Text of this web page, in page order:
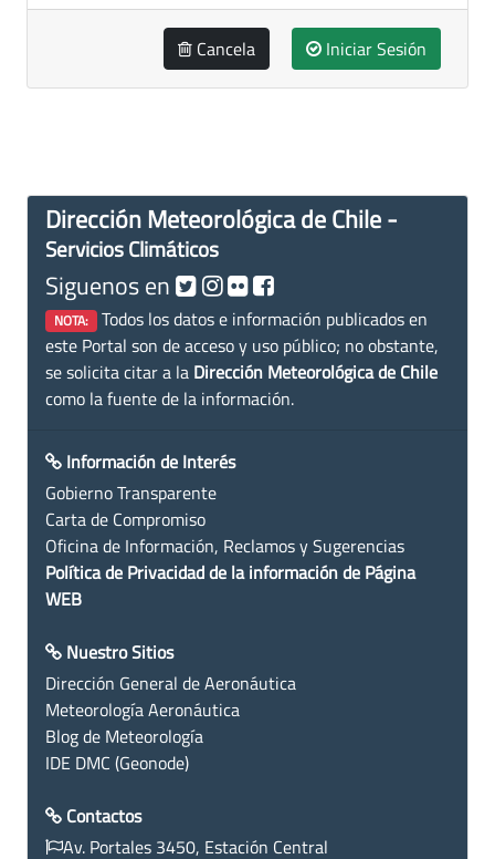
Cancela Iniciar Sesión
Dirección Meteorológica de Chile -
Servicios Climáticos
Siguenos en
NOTA: Todos los datos e información publicados en
este Portal son de acceso y uso público; no obstante,
se solicita citar a la Dirección Meteorológica de Chile
como la fuente de la información.
Información de Interés
Gobierno Transparente
Carta de Compromiso
Oficina de Información, Reclamos y Sugerencias
Política de Privacidad de la información de Página
WEB
Nuestro Sitios
Dirección General de Aeronáutica
Meteorología Aeronáutica
Blog de Meteorología
IDE DMC (Geonode)
Contactos
Av. Portales 3450, Estación Central